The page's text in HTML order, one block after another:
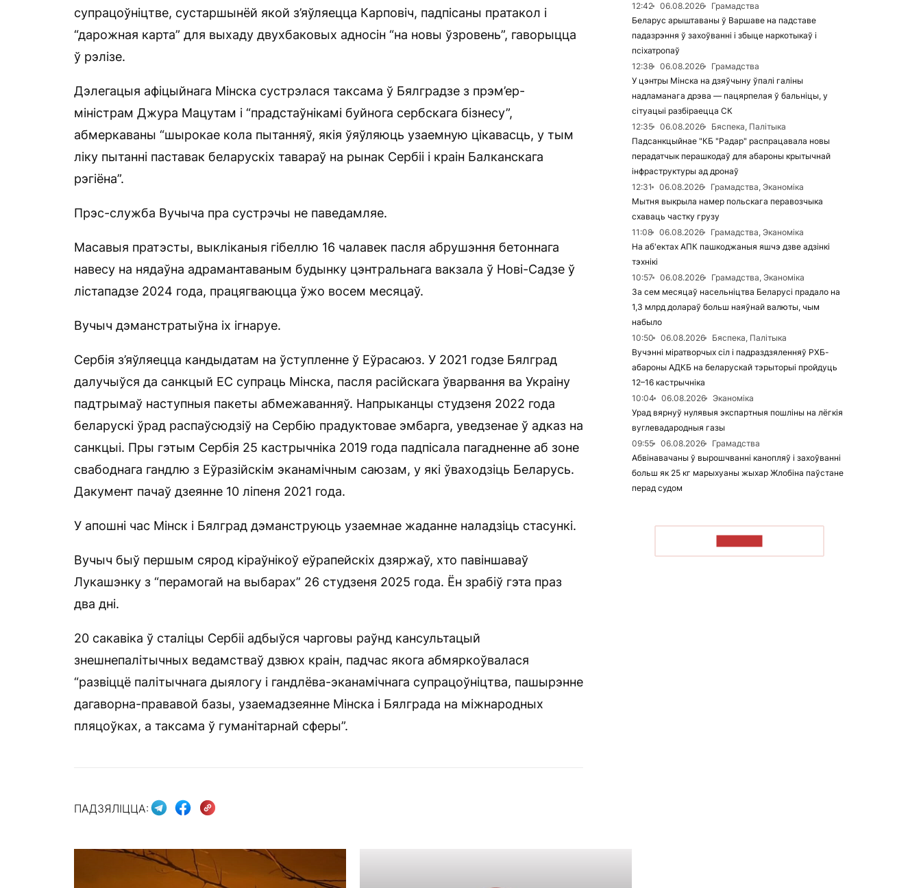
супрацоўніцтве, сустаршынёй якой з’яўляецца Карповіч, падпісаны пратакол і
“дарожная карта” для выхаду двухбаковых адносін “на новы ўзровень”, гаворыцца
ў рэлізе.
Дэлегацыя афіцыйнага Мінска сустрэлася таксама ў Бялградзе з прэм’ер-
міністрам Джура Мацутам і “прадстаўнікамі буйнога сербскага бізнесу”,
абмеркаваны “шырокае кола пытанняў, якія ўяўляюць узаемную цікавасць, у тым
ліку пытанні паставак беларускіх тавараў на рынак Сербіі і краін Балканскага
рэгіёна”.
Прэс-служба Вучыча пра сустрэчы не паведамляе.
Масавыя пратэсты, выкліканыя гібеллю 16 чалавек пасля абрушэння бетоннага
навесу на нядаўна адрамантаваным будынку цэнтральнага вакзала ў Нові-Садзе ў
лістападзе 2024 года, працягваюцца ўжо восем месяцаў.
Вучыч дэманстратыўна іх ігнаруе.
Сербія з’яўляецца кандыдатам на ўступленне ў Еўрасаюз. У 2021 годзе Бялград
далучыўся да санкцый ЕС супраць Мінска, пасля расійскага ўварвання ва Украіну
падтрымаў наступныя пакеты абмежаванняў. Напрыканцы студзеня 2022 года
беларускі ўрад распаўсюдзіў на Сербію прадуктовае эмбарга, уведзенае ў адказ на
санкцыі. Пры гэтым Сербія 25 кастрычніка 2019 года падпісала пагадненне аб зоне
свабоднага гандлю з Еўразійскім эканамічным саюзам, у які ўваходзіць Беларусь.
Дакумент пачаў дзеянне 10 ліпеня 2021 года.
У апошні час Мінск і Бялград дэманструюць узаемнае жаданне наладзіць стасункі.
Вучыч быў першым сярод кіраўнікоў еўрапейскіх дзяржаў, хто павіншаваў
Лукашэнку з “перамогай на выбарах” 26 студзеня 2025 года. Ён зрабіў гэта праз
два дні.
20 сакавіка ў сталіцы Сербіі адбыўся чарговы раўнд кансультацый
знешнепалітычных ведамстваў дзвюх краін, падчас якога абмяркоўвалася
“развіццё палітычнага дыялогу і гандлёва-эканамічнага супрацоўніцтва, пашырэнне
дагаворна-прававой базы, узаемадзеянне Мінска і Бялграда на міжнародных
пляцоўках, а таксама ў гуманітарнай сферы”.
ПАДЗЯЛІЦЦА:
12:42
06.08.2026
Грамадства
Беларус арыштаваны ў Варшаве на падставе
падазрэння ў захоўванні і збыце наркотыкаў і
псіхатропаў
12:38
06.08.2026
Грамадства
У цэнтры Мінска на дзяўчыну ўпалі галіны
надламанага дрэва — пацярпелая ў бальніцы, у
сітуацыі разбіраецца СК
12:35
06.08.2026
Бяспека, Палітыка
Падсанкцыйнае "КБ "Радар" распрацавала новы
перадатчык перашкодаў для абароны крытычнай
інфраструктуры ад дронаў
12:31
06.08.2026
Грамадства, Эканоміка
Мытня выкрыла намер польскага перавозчыка
схаваць частку грузу
11:08
06.08.2026
Грамадства, Эканоміка
На аб'ектах АПК пашкоджаныя яшчэ дзве адзінкі
тэхнікі
10:57
06.08.2026
Грамадства, Эканоміка
За сем месяцаў насельніцтва Беларусі прадало на
1,3 млрд долараў больш наяўнай валюты, чым
набыло
10:50
06.08.2026
Бяспека, Палітыка
Вучэнні міратворчых сіл і падраздзяленняў РХБ-
абароны АДКБ на беларускай тэрыторыі пройдуць
12–16 кастрычніка
10:04
06.08.2026
Эканоміка
Урад вярнуў нулявыя экспартныя пошліны на лёгкія
вуглевадародныя газы
09:55
06.08.2026
Грамадства
Абвінавачаны ў вырошчванні канопляў і захоўванні
больш як 25 кг марыхуаны жыхар Жлобіна паўстане
перад судом